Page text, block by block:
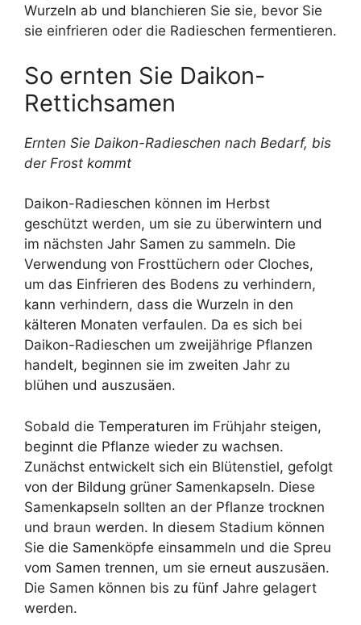
Wurzeln ab und blanchieren Sie sie, bevor Sie
sie einfrieren oder die Radieschen fermentieren.
So ernten Sie Daikon-
Rettichsamen
Ernten Sie Daikon-Radieschen nach Bedarf, bis
der Frost kommt
Daikon-Radieschen können im Herbst
geschützt werden, um sie zu überwintern und
im nächsten Jahr Samen zu sammeln. Die
Verwendung von Frosttüchern oder Cloches,
um das Einfrieren des Bodens zu verhindern,
kann verhindern, dass die Wurzeln in den
kälteren Monaten verfaulen. Da es sich bei
Daikon-Radieschen um zweijährige Pflanzen
handelt, beginnen sie im zweiten Jahr zu
blühen und auszusäen.
Sobald die Temperaturen im Frühjahr steigen,
beginnt die Pflanze wieder zu wachsen.
Zunächst entwickelt sich ein Blütenstiel, gefolgt
von der Bildung grüner Samenkapseln. Diese
Samenkapseln sollten an der Pflanze trocknen
und braun werden. In diesem Stadium können
Sie die Samenköpfe einsammeln und die Spreu
vom Samen trennen, um sie erneut auszusäen.
Die Samen können bis zu fünf Jahre gelagert
werden.